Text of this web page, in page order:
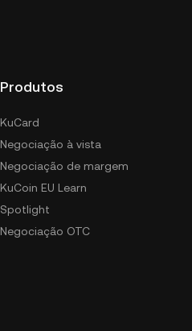
Produtos
KuCard
Negociação à vista
Negociação de margem
KuCoin EU Learn
Spotlight
Negociação OTC